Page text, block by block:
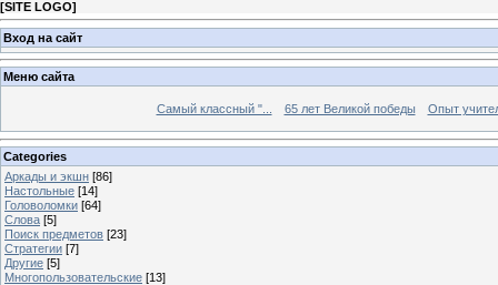
[SITE LOGO]
Вход на сайт
Меню сайта
Самый классный "... 65 лет Великой победы Опыт
Categories
Аркады и экшн [86]
Настольные [14]
Головоломки [64]
Слова [5]
Поиск предметов [23]
Стратегии [7]
Другие [5]
Многопользовательские [13]